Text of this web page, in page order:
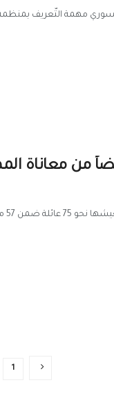
مهمة التّعريف بمنظمة
من معاناة
1